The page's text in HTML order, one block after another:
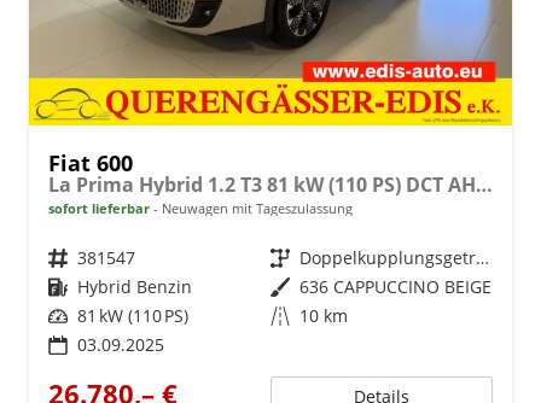
Fiat 600
La Prima Hybrid 1.2 T3 81 kW (110 PS) DCT AHK abnehmbar, NAVI , Klimaautomatik, Massagesitz, Sitzheizung, elektrisch verstellbarer Fahrersitz, Radio, DAB, Apple CarPlay, Android Auto, 18 Zoll LM Räder
sofort lieferbar Neuwagen mit Tageszulassung
Fahrzeugnr. 381547 Getriebe
Doppelkupplungsgetriebe (DSG)
Kraftstoff Hybrid Benzin Außenfarbe 636 CAPPUCCINO BEIGE
Leistung 81 kW (110 PS) Kilometerstand 10 km
03.09.2025
26.780,– € Details